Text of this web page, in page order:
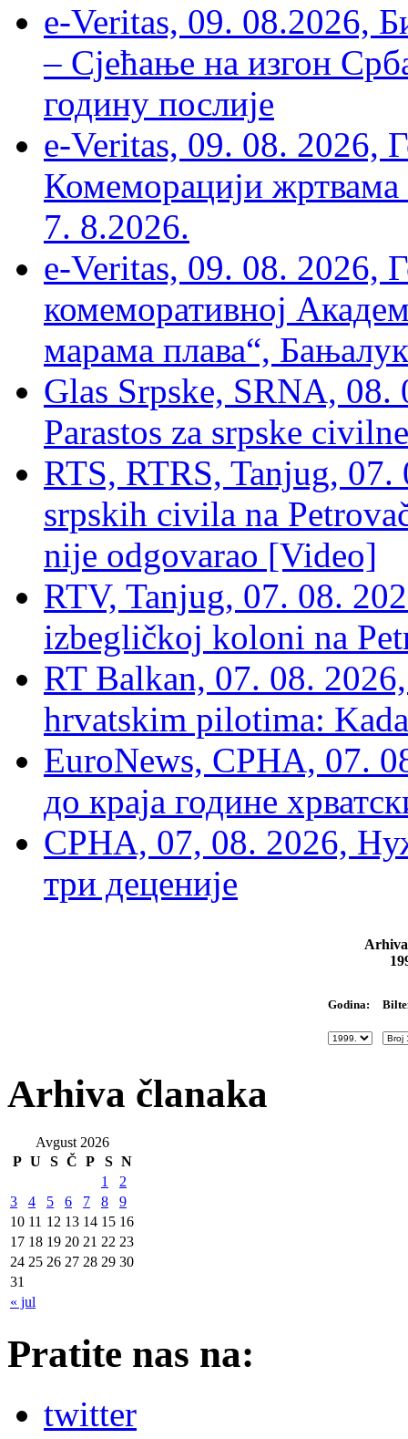
e-Veritas, 09. 08.2026,
– Сјећање на изгон
годину послије
e-Veritas, 09. 08. 2026,
Комеморацији жртвама
7. 8.2026.
e-Veritas, 09. 08. 2026,
комеморативној
марама плава“,
Glas Srpske, SRNA,
Parastos za srpske
RTS, RTRS, Tanjug,
srpskih civila na
nije odgovarao [Video]
RTV, Tanjug, 07. 08.
izbegličkoj koloni na
RT Balkan, 07. 08.
hrvatskim pilotima:
EuroNews, СРНА, 07.
до краја године
СРНА, 07, 08. 2026,
три деценије
Godina:
Arhiva članaka
Avgust 2026
P U S Č P S N
« jul
1
2
3
4 5 6 7 8
9
10 11 12 13 14 15 16
17 18 19 20 21 22 23
24 25 26 27 28 29 30
31
Pratite nas na:
twitter